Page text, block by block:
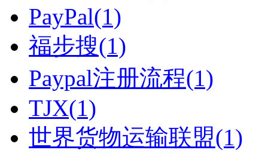
PayPal(1)
福步搜(1)
Paypal注册流程(1)
TJX(1)
世界货物运输联盟(1)